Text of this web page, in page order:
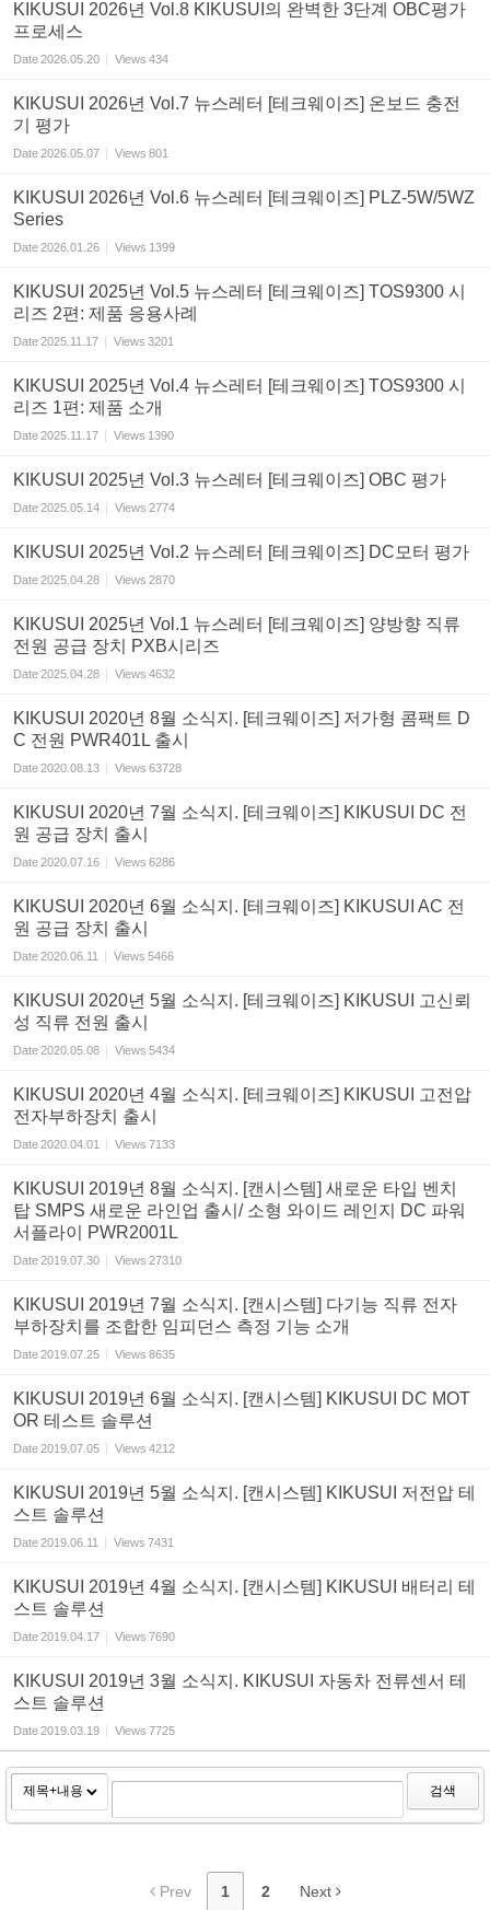
KIKUSUI 2026년 Vol.8 KIKUSUI의 완벽한 3단계 OBC평가
프로세스
Date2026.05.20 Views 434
KIKUSUI 2026년 Vol.7 뉴스레터 [테크웨이즈] 온보드 충전
기 평가
Date2026.05.07 Views 801
KIKUSUI 2026년 Vol.6 뉴스레터 [테크웨이즈] PLZ-5W/5WZ
Series
Date2026.01.26 Views 1399
KIKUSUI 2025년 Vol.5 뉴스레터 [테크웨이즈] TOS9300 시
리즈 2편: 제품 응용사례
Date2025.11.17 Views 3201
KIKUSUI 2025년 Vol.4 뉴스레터 [테크웨이즈] TOS9300 시
리즈 1편: 제품 소개
Date2025.11.17 Views 1390
KIKUSUI 2025년 Vol.3 뉴스레터 [테크웨이즈] OBC 평가
Date2025.05.14 Views 2774
KIKUSUI 2025년 Vol.2 뉴스레터 [테크웨이즈] DC모터 평가
Date2025.04.28 Views 2870
KIKUSUI 2025년 Vol.1 뉴스레터 [테크웨이즈] 양방향 직류
전원 공급 장치 PXB시리즈
Date2025.04.28 Views 4632
KIKUSUI 2020년 8월 소식지. [테크웨이즈] 저가형 콤팩트 D
C 전원 PWR401L 출시
Date2020.08.13 Views 63728
KIKUSUI 2020년 7월 소식지. [테크웨이즈] KIKUSUI DC 전
원 공급 장치 출시
Date2020.07.16 Views 6286
KIKUSUI 2020년 6월 소식지. [테크웨이즈] KIKUSUI AC 전
원 공급 장치 출시
Date2020.06.11 Views 5466
KIKUSUI 2020년 5월 소식지. [테크웨이즈] KIKUSUI 고신뢰
성 직류 전원 출시
Date2020.05.08 Views 5434
KIKUSUI 2020년 4월 소식지. [테크웨이즈] KIKUSUI 고전압
전자부하장치 출시
Date2020.04.01 Views 7133
KIKUSUI 2019년 8월 소식지. [캔시스템] 새로운 타입 벤치
탑 SMPS 새로운 라인업 출시/ 소형 와이드 레인지 DC 파워
서플라이 PWR2001L
Date2019.07.30 Views 27310
KIKUSUI 2019년 7월 소식지. [캔시스템] 다기능 직류 전자
부하장치를 조합한 임피던스 측정 기능 소개
Date2019.07.25 Views 8635
KIKUSUI 2019년 6월 소식지. [캔시스템] KIKUSUI DC MOT
OR 테스트 솔루션
Date2019.07.05 Views 4212
KIKUSUI 2019년 5월 소식지. [캔시스템] KIKUSUI 저전압 테
스트 솔루션
Date2019.06.11 Views 7431
KIKUSUI 2019년 4월 소식지. [캔시스템] KIKUSUI 배터리 테
스트 솔루션
Date2019.04.17 Views 7690
KIKUSUI 2019년 3월 소식지. KIKUSUI 자동차 전류센서 테
스트 솔루션
Date2019.03.19 Views 7725
검색
Prev 1 2 Next